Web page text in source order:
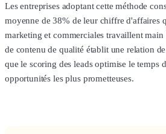
Les entreprises adoptant cette méthode
moyenne de 38% de leur chiffre d'affaires
marketing et commerciales travaillent
de contenu de qualité établit une relation
que le scoring des leads optimise le temps
opportunités les plus prometteuses.